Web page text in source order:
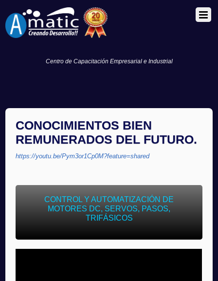
Centro de Capacitación Empresarial e Industrial
CONOCIMIENTOS BIEN
REMUNERADOS DEL FUTURO.
https://youtu.be/Pym3or1Cp0M?feature=shared
CONTROL Y AUTOMATIZACIÓN DE
MOTORES DC, SERVOS, PASOS,
TRIFÁSICOS